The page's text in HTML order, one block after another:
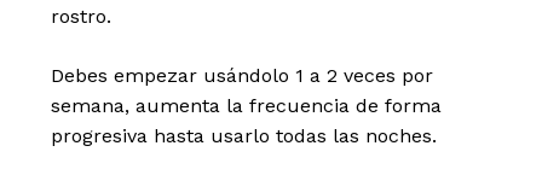
rostro.
Debes empezar usándolo 1 a 2 veces por
semana, aumenta la frecuencia de forma
progresiva hasta usarlo todas las noches.